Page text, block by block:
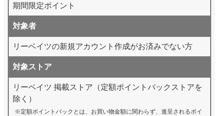
期間限定ポイント
対象者
リーベイツの新規アカウント作成がお済みでない方
対象ストア
リーベイツ 掲載ストア（定額ポイントバックストアを
除く）
定額ポイントバックとは、お買い物金額に関わらず、進呈されるポイ